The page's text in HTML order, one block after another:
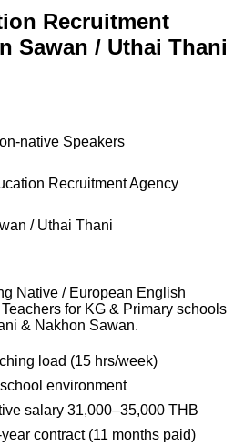
Recruitment
Sawan / Uthai Thani
native Speakers
Recruitment Agency
/ Uthai Thani
Native / European English
for KG & Primary schools
& Nakhon Sawan.
load (15 hrs/week)
environment
salary 31,000–35,000 THB
contract (11 months paid)